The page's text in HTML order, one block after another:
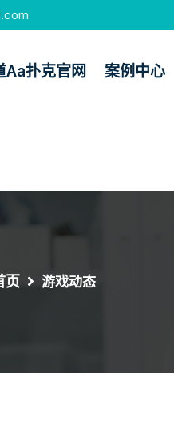
aa扑克官网 案例中心
页 游戏动态